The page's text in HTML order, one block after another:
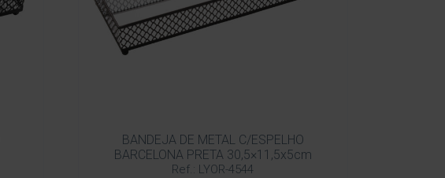
BANDEJA DE METAL C/ESPELHO
BARCELONA PRETA 30,5×11,5x5cm
Ref.: LYOR-4544